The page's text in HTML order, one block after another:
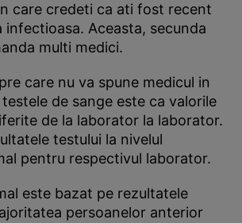
care credeti ca ati fost recent
infectioasa. Aceasta, secunda
multi medici.
care nu va spune medicul in
de sange este ca valorile
de la laborator la laborator.
testului la nivelul
pentru respectivul laborator.
este bazat pe rezultatele
persoanelor anterior